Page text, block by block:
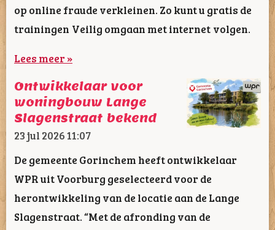
op online fraude verkleinen. Zo kunt u gratis de
trainingen Veilig omgaan met internet volgen.
Lees meer »
Ontwikkelaar voor
woningbouw Lange
Slagenstraat bekend
23 jul 202611:07
De gemeente Gorinchem heeft ontwikkelaar
WPR uit Voorburg geselecteerd voor de
herontwikkeling van de locatie aan de Lange
Slagenstraat. “Met de afronding van de